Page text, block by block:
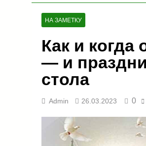
НА ЗАМЕТКУ
Как и когда
— и
стола
Admin 26.03.2023 0